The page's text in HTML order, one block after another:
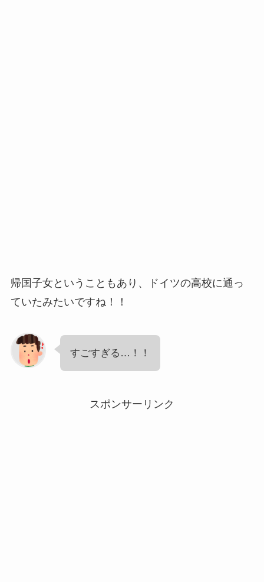
帰国子女ということもあり、ドイツの高校に通っ
ていたみたいですね！！
すごすぎる…！！
スポンサーリンク